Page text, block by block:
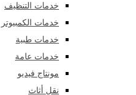
خدمات التنظيف
خدمات الكمبيوتر
خدمات طبية
خدمات عامة
مونتاج فيديو
نقل أثاث